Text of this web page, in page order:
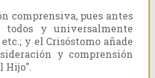
comprensiva, pues antes
todos y universalmente
y el Crisóstomo añade
y comprensión
Hijo".